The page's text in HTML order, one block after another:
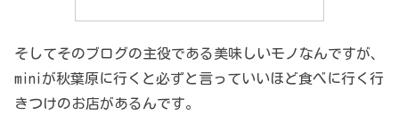
そしてそのブログの主役である美味しいモノなんですが、
miniが秋葉原に行くと必ずと言っていいほど食べに行く行
きつけのお店があるんです。